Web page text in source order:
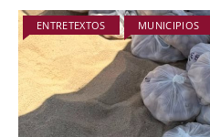
ENTRETEXTOS MUNICIPIOS